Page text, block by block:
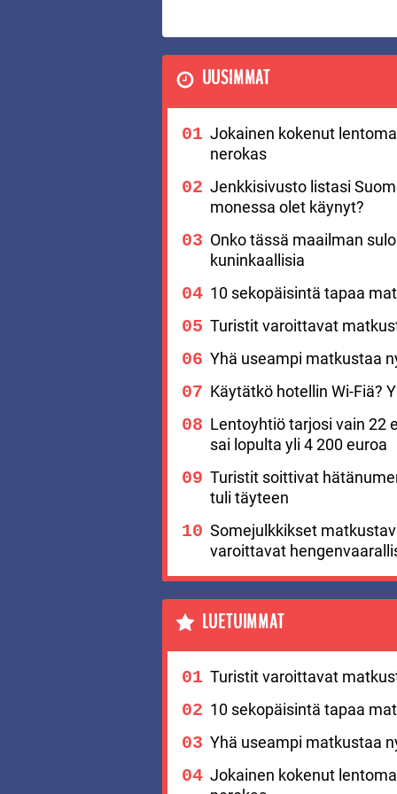
UUSIMMAT
Jokainen kokenut
nerokas
Jenkkisivusto listasi
monessa olet käynyt?
Onko tässä maailman
kuninkaallisia
10 sekopäisintä tapaa
Turistit varoittavat
Yhä useampi matkustaa
Käytätkö hotellin Wi-Fiä?
Lentoyhtiö tarjosi vain 22
sai lopulta yli 4 200 euroa
Turistit soittivat
tuli täyteen
Somejulkkikset
varoittavat
LUETUIMMAT
Turistit varoittavat
10 sekopäisintä tapaa
Yhä useampi matkustaa
Jokainen kokenut